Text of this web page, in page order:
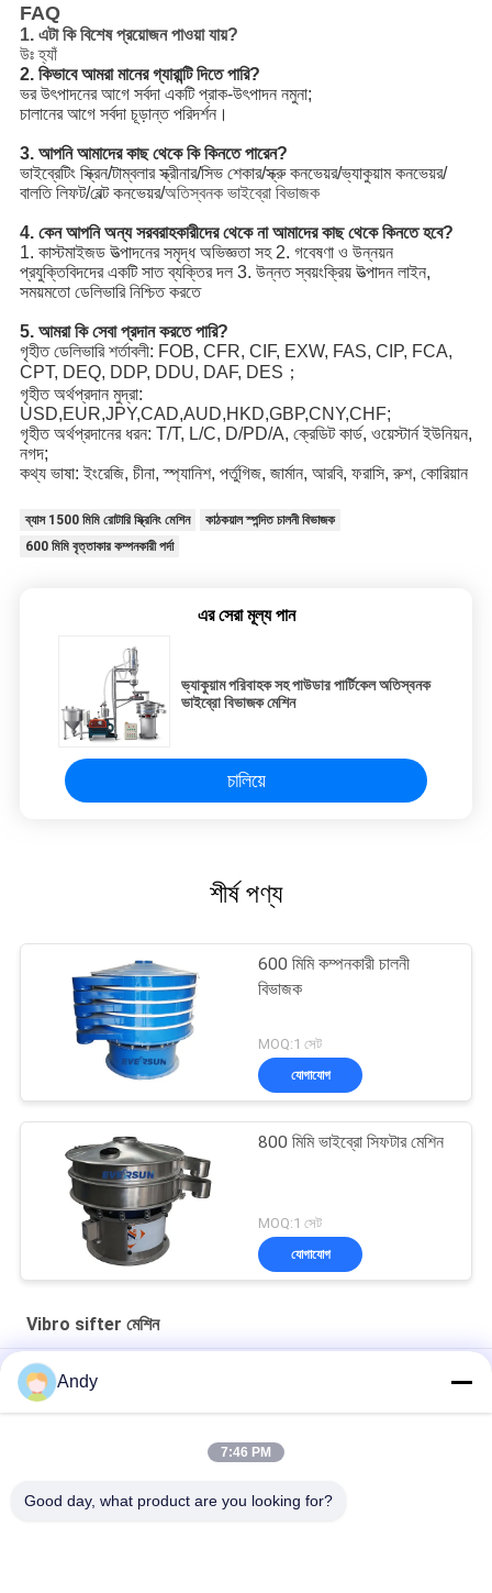
FAQ
1. এটা কি বিশেষ প্রয়োজন পাওয়া যায়?
উঃ হ্যাঁ
2. কিভাবে আমরা মানের গ্যারান্টি দিতে পারি?
ভর উৎপাদনের আগে সর্বদা একটি প্রাক-উৎপাদন নমুনা;
চালানের আগে সর্বদা চূড়ান্ত পরিদর্শন।
3. আপনি আমাদের কাছ থেকে কি কিনতে পারেন?
ভাইব্রেটিং স্ক্রিন/টাম্বলার স্ক্রীনার/সিভ শেকার/স্ক্রু কনভেয়র/ভ্যাকুয়াম কনভেয়র/
বালতি লিফট/বেল্ট কনভেয়র/অতিস্বনক ভাইব্রো বিভাজক
4. কেন আপনি অন্য সরবরাহকারীদের থেকে না আমাদের কাছ থেকে কিনতে হবে?
1. কাস্টমাইজড উত্পাদনের সমৃদ্ধ অভিজ্ঞতা সহ 2. গবেষণা ও উন্নয়ন
প্রযুক্তিবিদদের একটি সাত ব্যক্তির দল 3. উন্নত স্বয়ংক্রিয় উত্পাদন লাইন,
সময়মতো ডেলিভারি নিশ্চিত করতে
5. আমরা কি সেবা প্রদান করতে পারি?
গৃহীত ডেলিভারি শর্তাবলী: FOB, CFR, CIF, EXW, FAS, CIP, FCA,
CPT, DEQ, DDP, DDU, DAF, DES；
গৃহীত অর্থপ্রদান মুদ্রা:
USD,EUR,JPY,CAD,AUD,HKD,GBP,CNY,CHF;
গৃহীত অর্থপ্রদানের ধরন: T/T, L/C, D/PD/A, ক্রেডিট কার্ড, ওয়েস্টার্ন ইউনিয়ন,
নগদ;
কথ্য ভাষা: ইংরেজি, চীনা, স্প্যানিশ, পর্তুগিজ, জার্মান, আরবি, ফরাসি, রুশ, কোরিয়ান
ব্যাস 1500 মিমি রোটারি স্ক্রিনিং মেশিন
কাঠকয়াল স্পন্দিত চালনী বিভাজক
600 মিমি বৃত্তাকার কম্পনকারী পর্দা
এর সেরা মূল্য পান
ভ্যাকুয়াম পরিবাহক সহ পাউডার পার্টিকেল অতিস্বনক
ভাইব্রো বিভাজক মেশিন
চালিয়ে
শীর্ষ পণ্য
600 মিমি কম্পনকারী চালনী
বিভাজক
MOQ:1 সেট
যোগাযোগ
800 মিমি ভাইব্রো সিফটার মেশিন
MOQ:1 সেট
যোগাযোগ
Vibro sifter মেশিন
High-Frequency Screen for Fine Material Processing in Mining
and Building Materials
Andy
7:46 PM
Good day, what product are you looking for?